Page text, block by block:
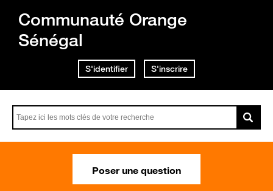
Communauté Orange
Sénégal
S'identifier S'inscrire
Poser une question